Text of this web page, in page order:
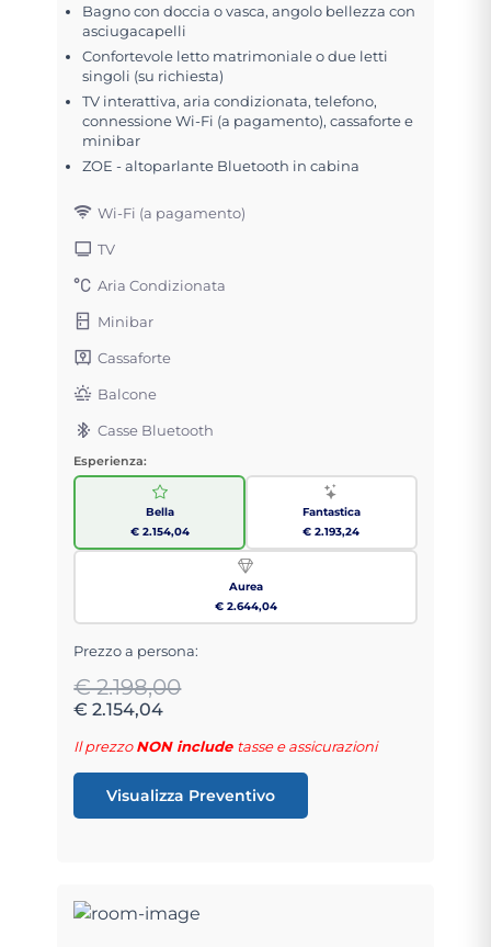
Bagno con doccia o vasca, angolo bellezza con
asciugacapelli
Confortevole letto matrimoniale o due letti
singoli (su richiesta)
TV interattiva, aria condizionata, telefono,
connessione Wi-Fi (a pagamento), cassaforte e
minibar
ZOE - altoparlante Bluetooth in cabina
Wi-Fi (a pagamento)
TV
Aria Condizionata
Minibar
Cassaforte
Balcone
Casse Bluetooth
Esperienza:
Bella
€ 2.154,04
Fantastica
€ 2.193,24
Aurea
€ 2.644,04
Prezzo a persona:
€ 2.198,00
€ 2.154,04
Il prezzoNON include tasse e assicurazioni
Visualizza Preventivo